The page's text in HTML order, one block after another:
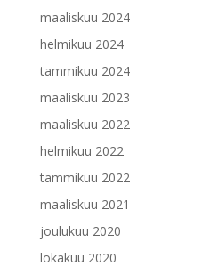
maaliskuu 2024
helmikuu 2024
tammikuu 2024
maaliskuu 2023
maaliskuu 2022
helmikuu 2022
tammikuu 2022
maaliskuu 2021
joulukuu 2020
lokakuu 2020